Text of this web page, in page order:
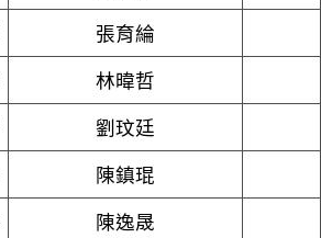
張育綸
林暐哲
劉玟廷
陳鎮琨
陳逸晟